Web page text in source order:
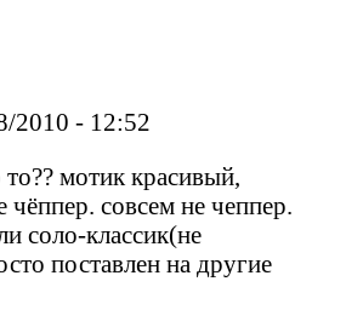
2010 - 12:52
мотик красивый,
чёппер. совсем не чеппер.
соло-классик(не
поставлен на другие